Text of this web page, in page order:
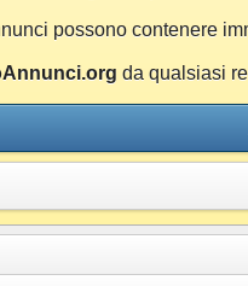
possono contenere
da qualsiasi